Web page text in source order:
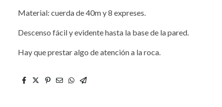
Material: cuerda de 40m y 8 expreses.
Descenso fácil y evidente hasta la base de la pared.
Hay que prestar algo de atención a la roca.